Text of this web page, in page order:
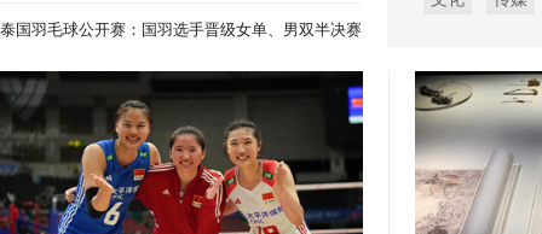
泰国羽毛球公开赛：国羽选手晋级女单、男双半决赛